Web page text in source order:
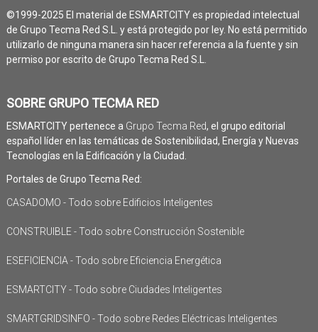
©1999-2025 El material de ESMARTCITY es propiedad intelectual
de Grupo Tecma Red S.L. y está protegido por ley. No está permitido
utilizarlo de ninguna manera sin hacer referencia a la fuente y sin
permiso por escrito de Grupo Tecma Red S.L.
SOBRE GRUPO TECMA RED
ESMARTCITY pertenece a Grupo Tecma Red, el grupo editorial
español líder en las temáticas de Sostenibilidad, Energía y Nuevas
Tecnologías en la Edificación y la Ciudad.
Portales de Grupo Tecma Red:
CASADOMO - Todo sobre Edificios Inteligentes
CONSTRUIBLE - Todo sobre Construcción Sostenible
ESEFICIENCIA - Todo sobre Eficiencia Energética
ESMARTCITY - Todo sobre Ciudades Inteligentes
SMARTGRIDSINFO - Todo sobre Redes Eléctricas Inteligentes